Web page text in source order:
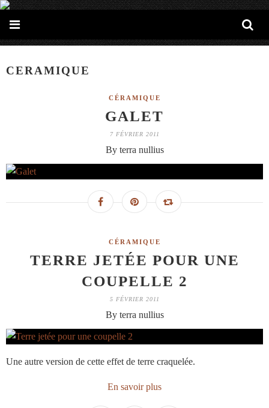
CERAMIQUE
CÉRAMIQUE
GALET
7 FÉVRIER 2011
By terra nullius
CÉRAMIQUE
TERRE JETÉE POUR UNE
COUPELLE 2
5 FÉVRIER 2011
By terra nullius
Une autre version de cette effet de terre craquelée.
En savoir plus